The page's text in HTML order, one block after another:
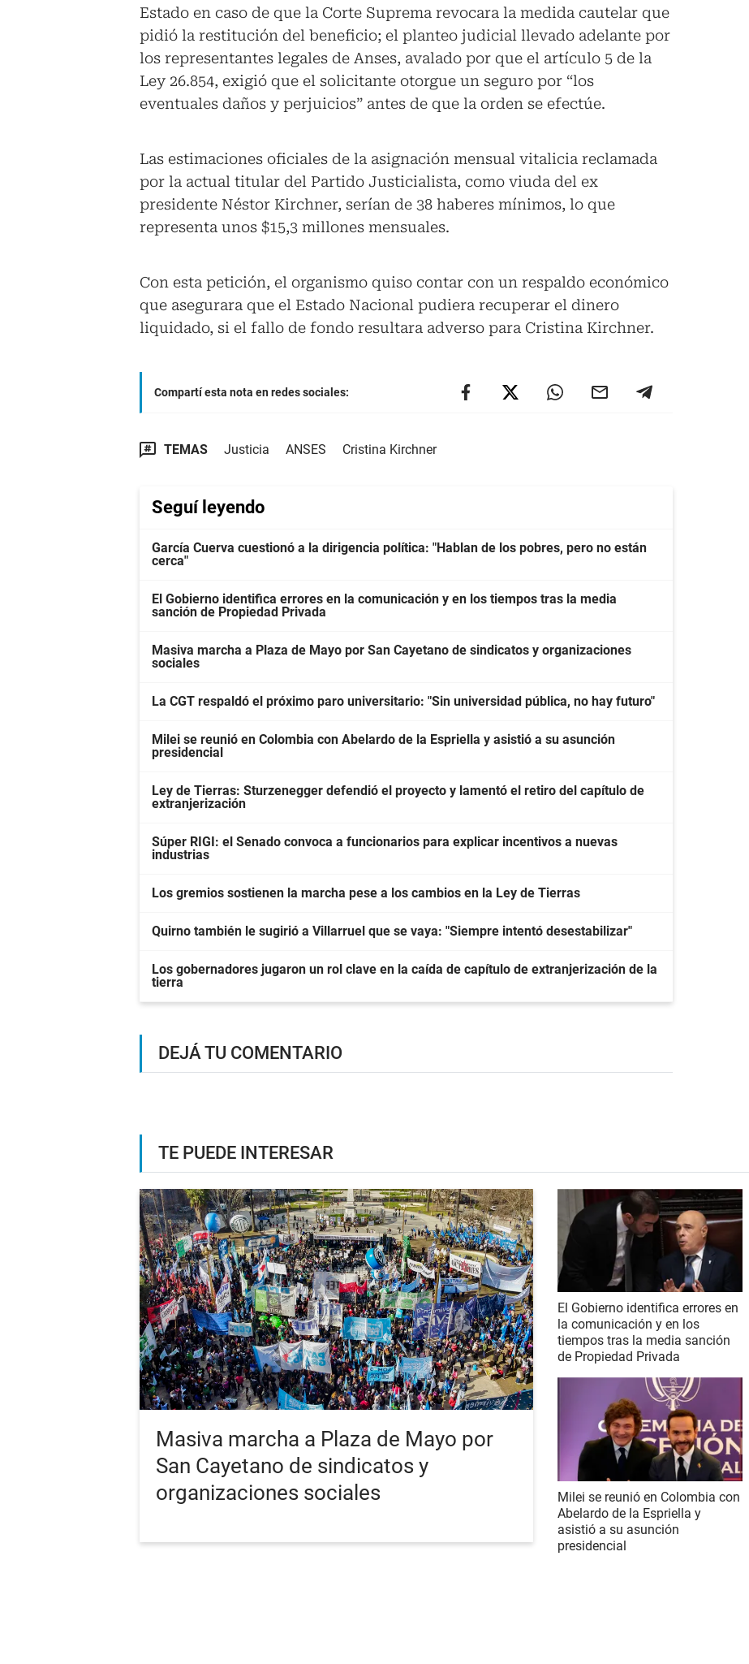
Estado en caso de que la Corte Suprema revocara la medida cautelar que
pidió la restitución del beneficio; el planteo judicial llevado adelante por
los representantes legales de Anses, avalado por que el artículo 5 de la
Ley 26.854, exigió que el solicitante otorgue un seguro por “los
eventuales daños y perjuicios” antes de que la orden se efectúe.
Las estimaciones oficiales de la asignación mensual vitalicia reclamada
por la actual titular del Partido Justicialista, como viuda del ex
presidente Néstor Kirchner, serían de 38 haberes mínimos, lo que
representa unos $15,3 millones mensuales.
Con esta petición, el organismo quiso contar con un respaldo económico
que asegurara que el Estado Nacional pudiera recuperar el dinero
liquidado, si el fallo de fondo resultara adverso para Cristina Kirchner.
Compartí esta nota en redes sociales:
TEMAS Justicia ANSES Cristina Kirchner
Seguí leyendo
García Cuerva cuestionó a la dirigencia política: "Hablan de los pobres, pero no están
cerca"
El Gobierno identifica errores en la comunicación y en los tiempos tras la media
sanción de Propiedad Privada
Masiva marcha a Plaza de Mayo por San Cayetano de sindicatos y organizaciones
sociales
La CGT respaldó el próximo paro universitario: "Sin universidad pública, no hay futuro"
Milei se reunió en Colombia con Abelardo de la Espriella y asistió a su asunción
presidencial
Ley de Tierras: Sturzenegger defendió el proyecto y lamentó el retiro del capítulo de
extranjerización
Súper RIGI: el Senado convoca a funcionarios para explicar incentivos a nuevas
industrias
Los gremios sostienen la marcha pese a los cambios en la Ley de Tierras
Quirno también le sugirió a Villarruel que se vaya: "Siempre intentó desestabilizar"
Los gobernadores jugaron un rol clave en la caída de capítulo de extranjerización de la
tierra
DEJÁ TU COMENTARIO
TE PUEDE INTERESAR
Masiva marcha a Plaza de Mayo por
San Cayetano de sindicatos y
organizaciones sociales
El Gobierno identifica errores en
la comunicación y en los
tiempos tras la media sanción
de Propiedad Privada
Milei se reunió en Colombia con
Abelardo de la Espriella y
asistió a su asunción
presidencial